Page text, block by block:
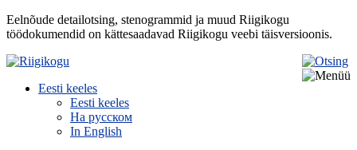
Eelnõude detailotsing, stenogrammid ja muud Riigikogu
töödokumendid on kättesaadavad Riigikogu veebi täisversioonis.
Eesti keeles
Eesti keeles
На русском
In English